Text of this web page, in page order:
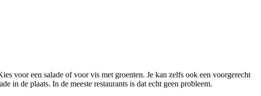
voor een salade of voor vis met groenten. Je kan zelfs ook een voorgerecht
in de plaats. In de meeste restaurants is dat echt geen probleem.